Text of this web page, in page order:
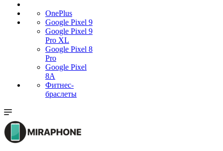
OnePlus
Google Pixel 9
Google Pixel 9
Pro XL
Google Pixel 8
Pro
Google Pixel
8A
Фитнес-
браслеты